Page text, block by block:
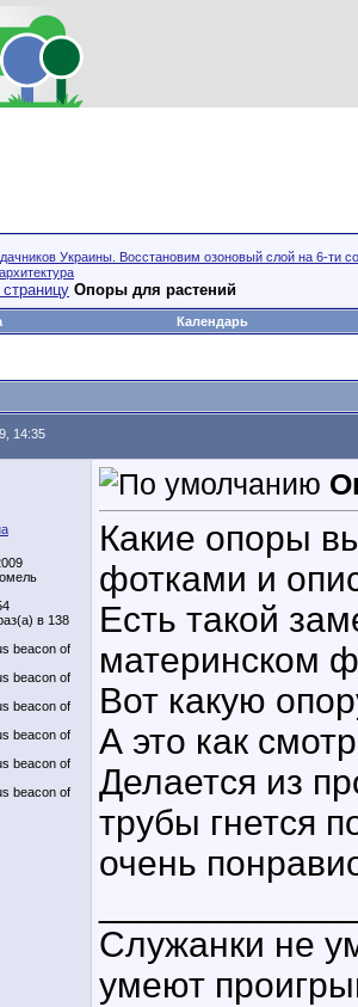
Украины. Восстановим озоновый слой на 6-ти
Опоры для растений
Календарь
14:35
в 138
Какие опоры
фотками и
Есть такой
материнском
Вот какую
А это как
Делается из
трубы гнется
очень
Служанки не
умеют